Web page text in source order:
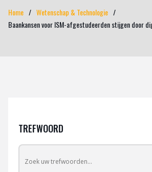
Home
Wetenschap & Technologie
Baankansen voor ISM-afgestudeerden stijgen door
TREFWOORD